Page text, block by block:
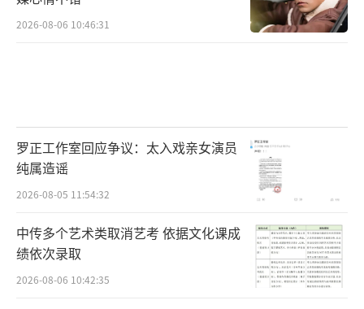
2026-08-06 10:46:31
罗正工作室回应争议：太入戏亲女演员
纯属造谣
2026-08-05 11:54:32
中传多个艺术类取消艺考 依据文化课成
绩依次录取
2026-08-06 10:42:35